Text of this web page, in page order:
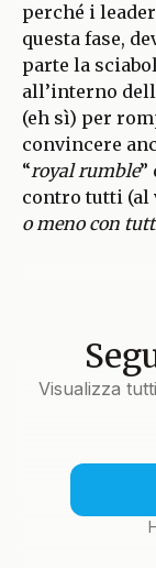
perché i
questa fase,
parte la
all’interno
(eh sì) per
convincere
“royal rumble”
contro tutti (al
o meno con
Visualizza